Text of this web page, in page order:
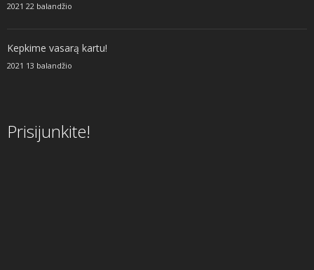
2021 22 balandžio
Kepkime vasarą kartu!
2021 13 balandžio
Prisijunkite!